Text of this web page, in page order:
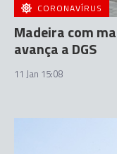
CORONAVÍRUS
Madeira com
avança a DGS
11 Jan 15:08